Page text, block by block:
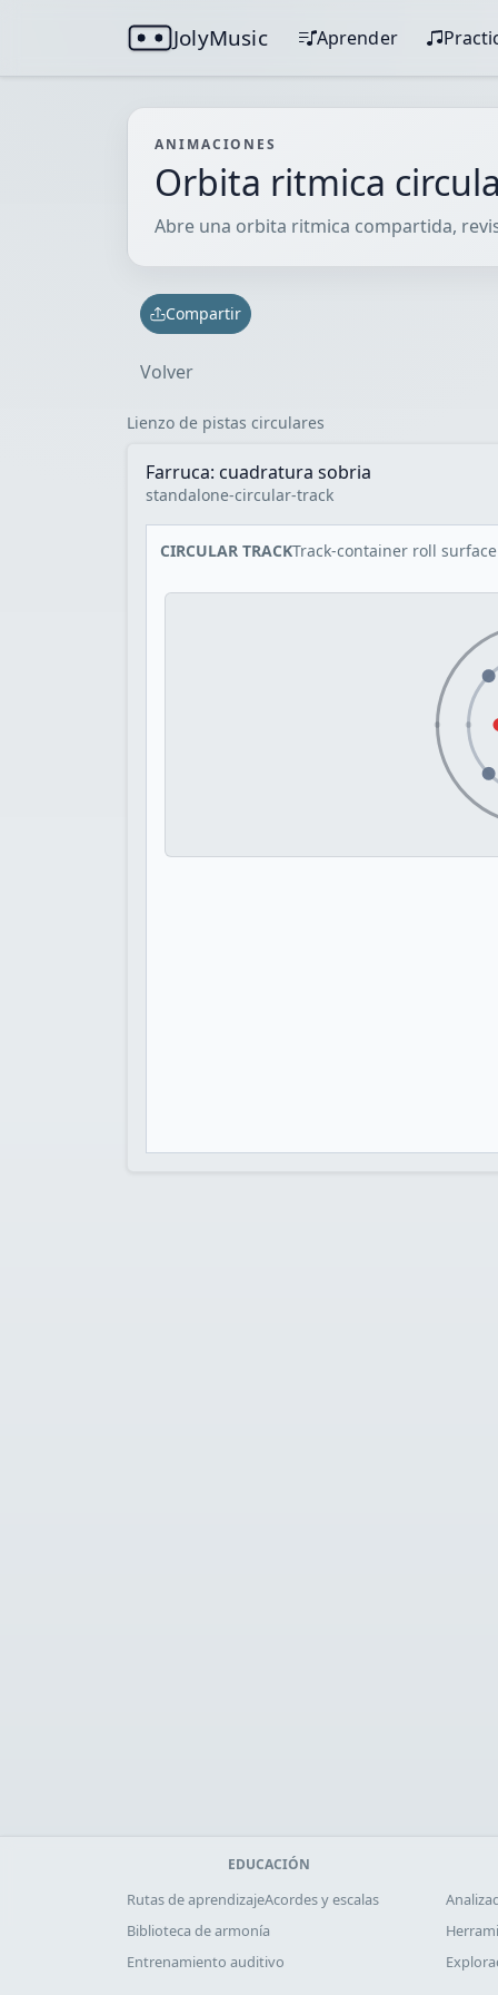
JolyMusic Aprender
ANIMACIONES
Orbita ritmica
Abre una orbita ritmica compartida,
Compartir
Volver
Lienzo de pistas circulares
Farruca: cuadratura sobria
standalone-circular-track
CIRCULAR TRACKTrack-container roll surface
EDUCACIÓN
Rutas de aprendizajeAcordes y escalas
Biblioteca de armonía
Entrenamiento auditivo